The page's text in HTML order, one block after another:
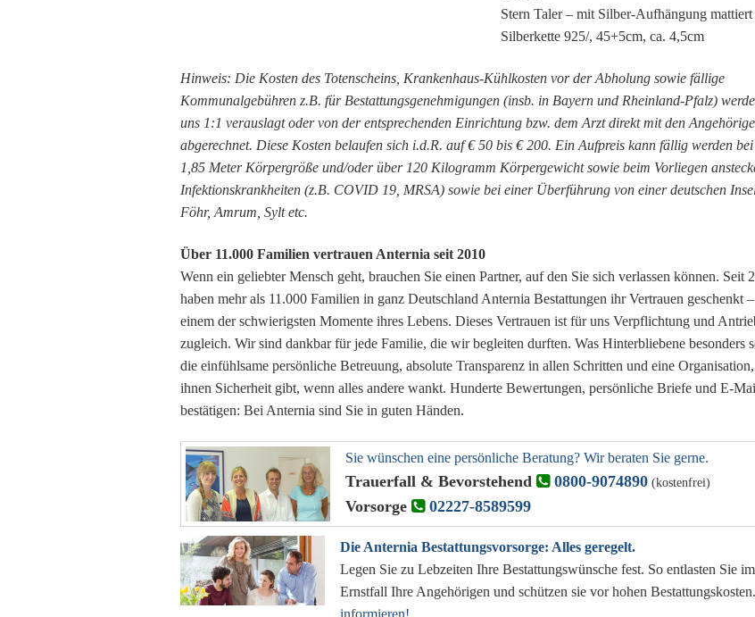
Stern Taler – mit Silber-Aufhängung mattiert
Silberkette 925/, 45+5cm, ca. 4,5cm
Hinweis: Die Kosten des Totenscheins, Krankenhaus-Kühlkosten vor der Abholung sowie fällige
Kommunalgebühren z.B. für Bestattungsgenehmigungen (insb. in Bayern und Rheinland-Pfalz)
uns 1:1 verauslagt oder von der entsprechenden Einrichtung bzw. dem Arzt direkt mit den
abgerechnet. Diese Kosten belaufen sich i.d.R. auf € 50 bis € 200. Ein Aufpreis kann fällig werden
1,85 Meter Körpergröße und/oder über 120 Kilogramm Körpergewicht sowie beim Vorliegen
Infektionskrankheiten (z.B. COVID 19, MRSA) sowie bei einer Überführung von einer deutschen
Föhr, Amrum, Sylt etc.
Über 11.000 Familien vertrauen Anternia seit 2010
Wenn ein geliebter Mensch geht, brauchen Sie einen Partner, auf den Sie sich verlassen können. Seit
haben mehr als 11.000 Familien in ganz Deutschland Anternia Bestattungen ihr Vertrauen geschenkt
einem der schwierigsten Momente ihres Lebens. Dieses Vertrauen ist für uns Verpflichtung und
zugleich. Wir sind dankbar für jede Familie, die wir begleiten durften. Was Hinterbliebene besonders
die einfühlsame persönliche Betreuung, absolute Transparenz in allen Schritten und eine
ihnen Sicherheit gibt, wenn alles andere wankt. Hunderte Bewertungen, persönliche Briefe und E-
bestätigen: Bei Anternia sind Sie in guten Händen.
Sie wünschen eine persönliche Beratung? Wir beraten Sie gerne.
Trauerfall & Bevorstehend 0800-9074890 (kostenfrei)
Vorsorge 02227-8589599
Die Anternia Bestattungsvorsorge: Alles geregelt.
Legen Sie zu Lebzeiten Ihre Bestattungswünsche fest. So entlasten Sie im
Ernstfall Ihre Angehörigen und schützen sie vor hohen